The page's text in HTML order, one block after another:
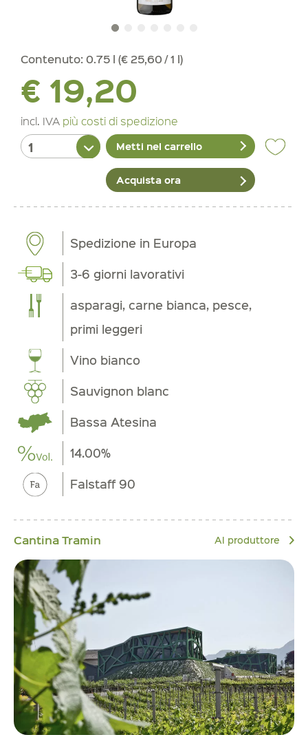
Contenuto: 0.75 l (€ 25,60 / 1 l)
€ 19,20
incl. IVA più costi di spedizione
Metti nel carrello
Acquista ora
Spedizione in Europa
3-6 giorni lavorativi
asparagi, carne bianca, pesce,
primi leggeri
Vino bianco
Sauvignon blanc
Bassa Atesina
14.00%
Falstaff 90
Cantina Tramin Al produttore